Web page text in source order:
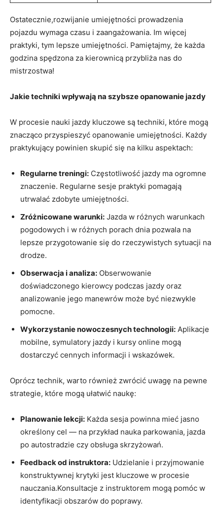
Ostatecznie,rozwijanie ⁣umiejętności prowadzenia
pojazdu⁢ wymaga czasu i zaangażowania.⁤ Im więcej
praktyki, tym lepsze⁣ umiejętności. Pamiętajmy,‌ że ‍każda
godzina spędzona za kierownicą przybliża nas do
mistrzostwa!
Jakie techniki wpływają na ⁣szybsze‍ opanowanie jazdy
W⁣ procesie⁣ nauki jazdy kluczowe są techniki, ⁢które mogą
znacząco⁣ przyspieszyć opanowanie umiejętności. ‍Każdy
praktykujący powinien skupić się na kilku aspektach:
Regularne treningi: Częstotliwość jazdy ma⁤ ogromne
⁣znaczenie. Regularne sesje praktyki⁢ pomagają
utrwalać zdobyte umiejętności.
Zróżnicowane warunki: Jazda w różnych warunkach
pogodowych i w⁤ różnych porach dnia pozwala‌ na
lepsze przygotowanie się do rzeczywistych sytuacji na
drodze.
Obserwacja ⁢i analiza: Obserwowanie
doświadczonego kierowcy podczas ⁤jazdy oraz
analizowanie jego manewrów może być niezwykle
pomocne.
Wykorzystanie nowoczesnych technologii: Aplikacje
mobilne, symulatory ⁣jazdy i kursy online mogą
dostarczyć cennych informacji i ​wskazówek.
Oprócz technik, warto⁤ również zwrócić uwagę na pewne
strategie, ⁤które mogą ułatwić ⁣naukę:
Planowanie lekcji: Każda sesja‍ powinna mieć jasno
⁤określony cel — na przykład nauka parkowania, jazda
po autostradzie ‌czy obsługa skrzyżowań.
Feedback od instruktora: Udzielanie ​i przyjmowanie
konstruktywnej‌ krytyki jest kluczowe w procesie
⁤nauczania.Konsultacje z instruktorem mogą pomóc w
identyfikacji⁢ obszarów do poprawy.